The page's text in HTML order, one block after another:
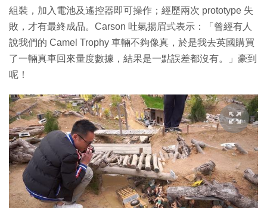
組裝，加入電池及遙控器即可操作；經歷兩次 prototype 失
敗，才有最終成品。Carson 吐氣揚眉式表示：「曾經有人
說我們的 Camel Trophy 車輛不夠像真，於是我去英國購買
了一輛真車回來量度數據，結果是一點誤差都沒有。」豪到
呢！